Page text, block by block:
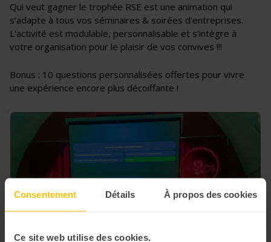
Consentement Détails À propos des cookies
Ce site web utilise des cookies.
Qui veut gagner le trophée RSE est une animation qui
s’adapte à tous vos séminaires & soirées d’entreprises.
L'activité est modulable, personnalisable et s’intègre à
votre organisation pour le plaisir de vos convives !!!
Bonus : 10 questions personnalisées offertes pour vivre
une expérience encore plus décoiffante !